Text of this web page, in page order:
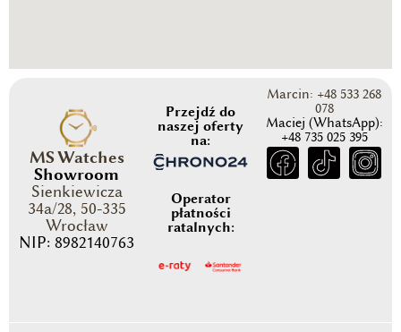
MS Watches
Showroom
Sienkiewicza
34a/28, 50-335
Wrocław
NIP: 8982140763
Przejdź do
naszej oferty
na:
Operator
płatności
ratalnych:
Marcin: +48 533 268
078
Maciej (WhatsApp):
+48 735 025 395